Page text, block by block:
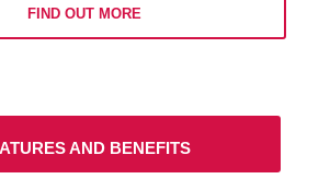
FIND OUT MORE
AND BENEFITS